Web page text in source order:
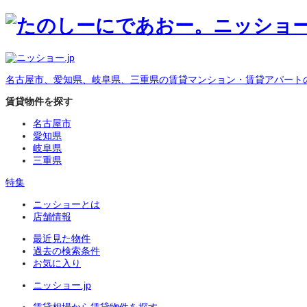
名古屋市、愛知県、岐阜県、三重県の賃貸マンション・賃貸アパート
賃貸物件を探す
名古屋市
愛知県
岐阜県
三重県
特集
ニッショーとは
店舗情報
最近見た物件
過去の検索条件
お気に入り
ニッショー.jp